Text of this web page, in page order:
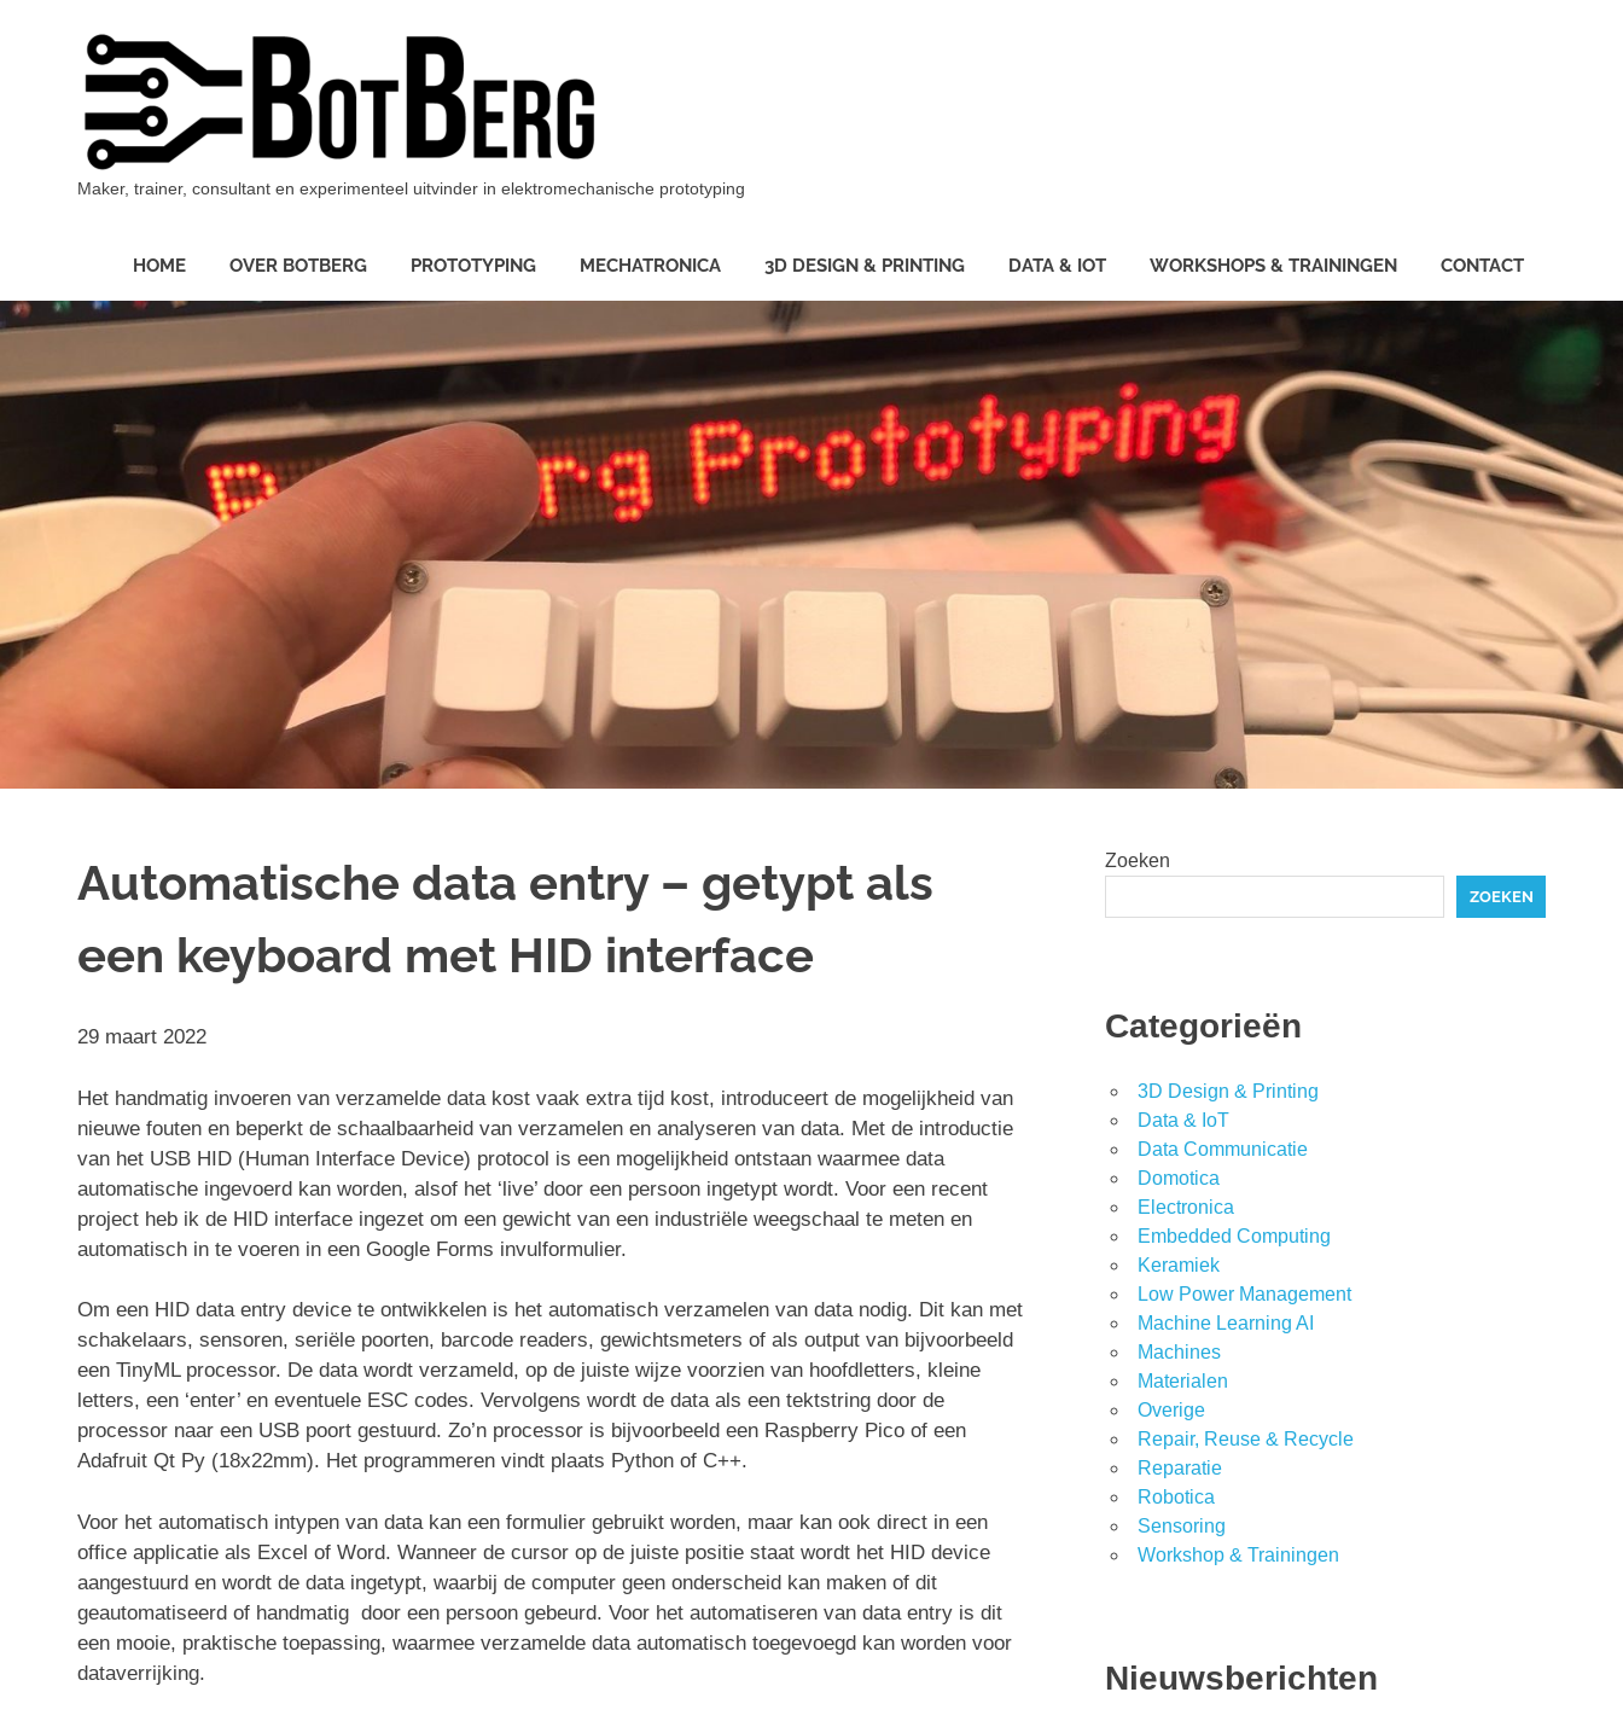
Maker, trainer, consultant en experimenteel uitvinder in elektromechanische prototyping
HOME OVER BOTBERG PROTOTYPING MECHATRONICA 3D DESIGN & PRINTING DATA & IOT WORKSHOPS & TRAININGEN CONTACT
Automatische data entry – getypt als
een keyboard met HID interface
29 maart 2022
Het handmatig invoeren van verzamelde data kost vaak extra tijd kost, introduceert de mogelijkheid van
nieuwe fouten en beperkt de schaalbaarheid van verzamelen en analyseren van data. Met de introductie
van het USB HID (Human Interface Device) protocol is een mogelijkheid ontstaan waarmee data
automatische ingevoerd kan worden, alsof het ‘live’ door een persoon ingetypt wordt. Voor een recent
project heb ik de HID interface ingezet om een gewicht van een industriële weegschaal te meten en
automatisch in te voeren in een Google Forms invulformulier.
Om een HID data entry device te ontwikkelen is het automatisch verzamelen van data nodig. Dit kan met
schakelaars, sensoren, seriële poorten, barcode readers, gewichtsmeters of als output van bijvoorbeeld
een TinyML processor. De data wordt verzameld, op de juiste wijze voorzien van hoofdletters, kleine
letters, een ‘enter’ en eventuele ESC codes. Vervolgens wordt de data als een tektstring door de
processor naar een USB poort gestuurd. Zo’n processor is bijvoorbeeld een Raspberry Pico of een
Adafruit Qt Py (18x22mm). Het programmeren vindt plaats Python of C++.
Voor het automatisch intypen van data kan een formulier gebruikt worden, maar kan ook direct in een
office applicatie als Excel of Word. Wanneer de cursor op de juiste positie staat wordt het HID device
aangestuurd en wordt de data ingetypt, waarbij de computer geen onderscheid kan maken of dit
geautomatiseerd of handmatig door een persoon gebeurd. Voor het automatiseren van data entry is dit
een mooie, praktische toepassing, waarmee verzamelde data automatisch toegevoegd kan worden voor
dataverrijking.
Zoeken
ZOEKEN
Categorieën
3D Design & Printing
Data & IoT
Data Communicatie
Domotica
Electronica
Embedded Computing
Keramiek
Low Power Management
Machine Learning AI
Machines
Materialen
Overige
Repair, Reuse & Recycle
Reparatie
Robotica
Sensoring
Workshop & Trainingen
Nieuwsberichten